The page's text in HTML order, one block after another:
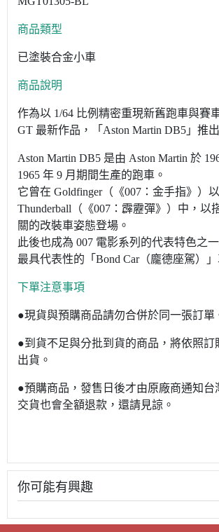
商品類型
已塗裝合金小車
商品說明
作為以 1/64 比例精密重現新舊跑車與賽
GT 最新作品，「Aston Martin DB5」推
Aston Martin DB5 是由 Aston Martin 於
1965 年 9 月期間生產的跑車。
它曾在 Goldfinger（《007：金手指》）
Thunderball（《007：霹靂彈》）中，以
關的改裝車姿態登場。
此後也成為 007 電影系列的代表特色之
最具代表性的「Bond Car（龐德座駕）」
下單注意事項
●現貨與預購商品請勿合併於同一張訂單
●到貨不足與分批到貨的商品，將依照訂
出貨。
●預購商品，發售日後才由原廠商通知台
交貨也會全額退款，還請見諒。
你可能有興趣